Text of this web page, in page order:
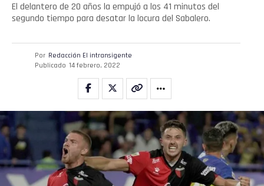
El delantero de 20 años la empujó a los 41 minutos del
segundo tiempo para desatar la locura del Sabalero.
Por Redacción El intransigente
Publicado 14 febrero, 2022
Flipboard
Reddit
Pinterest